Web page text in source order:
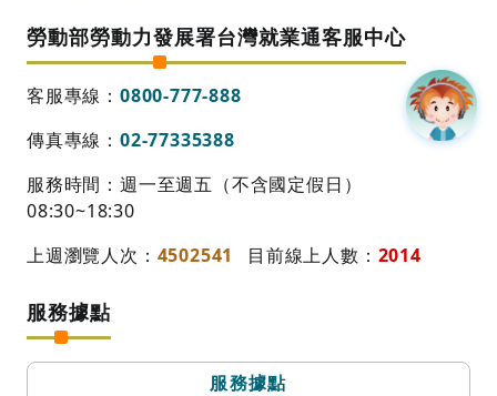
勞動部勞動力發展署台灣就業通客服中心
客服專線： 0800-777-888
傳真專線： 02-77335388
服務時間：週一至週五（不含國定假日）
08:30~18:30
上週瀏覽人次： 4502541 目前線上人數： 2014
服務據點
服務據點